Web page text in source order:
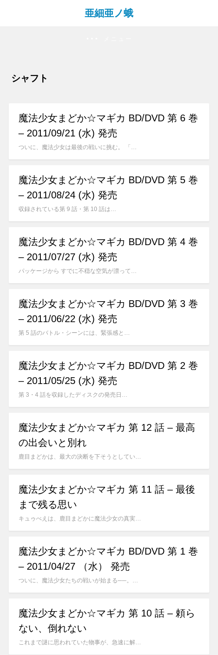
亜細亜ノ蛾
シャフト
魔法少女まどか☆マギカ BD/DVD 第 6 巻
– 2011/09/21 (水) 発売
ついに、魔法少女は最後の戦いに挑む。 「…
魔法少女まどか☆マギカ BD/DVD 第 5 巻
– 2011/08/24 (水) 発売
収録されている第 9 話・第 10 話は…
魔法少女まどか☆マギカ BD/DVD 第 4 巻
– 2011/07/27 (水) 発売
パッケージから すでに不穏な空気が漂って…
魔法少女まどか☆マギカ BD/DVD 第 3 巻
– 2011/06/22 (水) 発売
第 5 話のバトル・シーンには、緊張感と…
魔法少女まどか☆マギカ BD/DVD 第 2 巻
– 2011/05/25 (水) 発売
第 3・4 話を収録したディスクの発売日…
魔法少女まどか☆マギカ 第 12 話 – 最高
の出会いと別れ
鹿目まどかは、最大の決断を下そうとしてい…
魔法少女まどか☆マギカ 第 11 話 – 最後
まで残る思い
キュゥべえは、鹿目まどかに魔法少女の真実…
魔法少女まどか☆マギカ BD/DVD 第 1 巻
– 2011/04/27 （水） 発売
ついに、魔法少女たちの戦いが始まる──。…
魔法少女まどか☆マギカ 第 10 話 – 頼ら
ない、倒れない
これまで謎に思われていた物事が、急速に解…